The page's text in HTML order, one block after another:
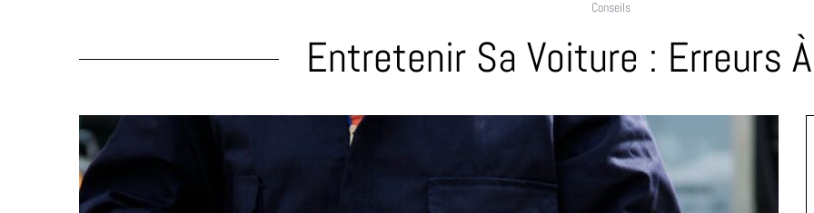
Conseils
Entretenir Sa Voiture : Erreurs